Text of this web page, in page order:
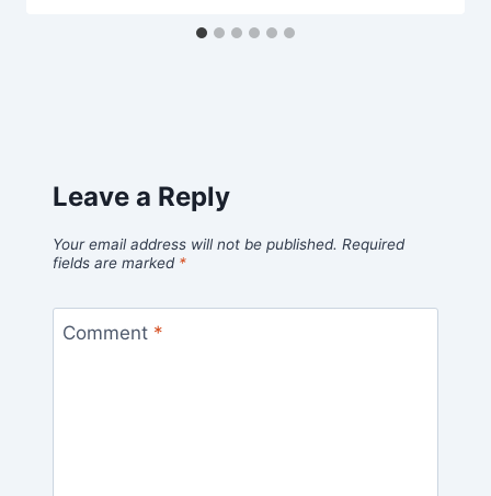
Leave a Reply
Your email address will not be published. Required
fields are marked *
Comment *